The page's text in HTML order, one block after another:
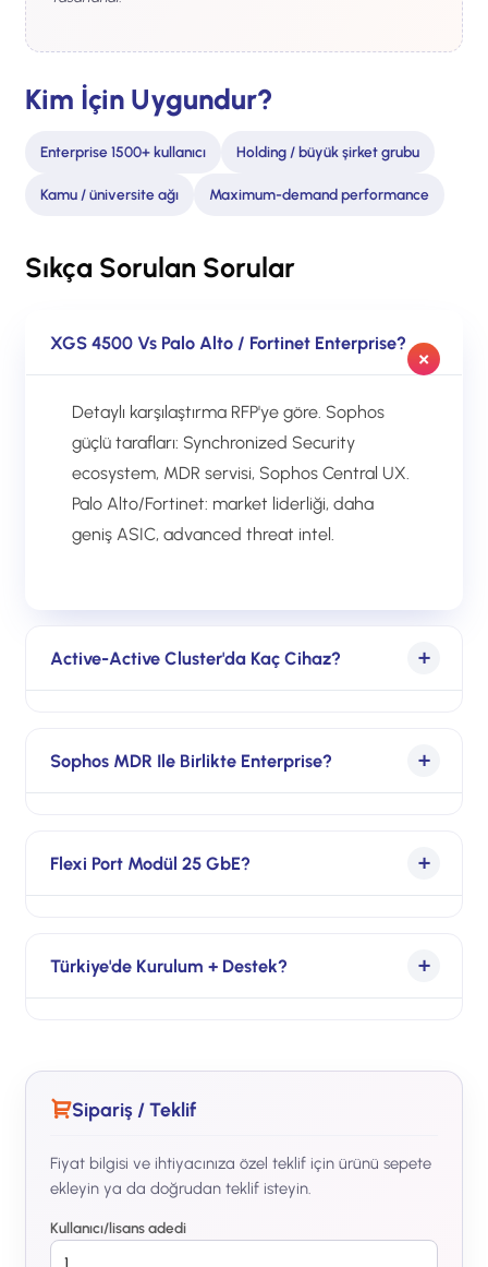
Kim İçin Uygundur?
Enterprise 1500+ kullanıcı Holding / büyük şirket grubu
Kamu / üniversite ağı Maximum-demand performance
Sıkça Sorulan Sorular
XGS 4500 Vs Palo Alto / Fortinet Enterprise?
Detaylı karşılaştırma RFP'ye göre. Sophos
güçlü tarafları: Synchronized Security
ecosystem, MDR servisi, Sophos Central UX.
Palo Alto/Fortinet: market liderliği, daha
geniş ASIC, advanced threat intel.
Active-Active Cluster'da Kaç Cihaz?
topology'lerde 4 cihaz cluster.
Sophos MDR Ile Birlikte Enterprise?
grade SOC yetenekleri. Kendi SOC kurmaya
alternatif veya tamamlayıcı.
Flexi Port Modül 25 GbE?
SFP28 modül desteği. 100 GbE için XGS
5500+ enterprise serisi.
Türkiye'de Kurulum + Destek?
tam paket: sizing + kurulum + Active-Active
cluster yapılandırma + 2 hafta canlı destek +
1 yıl Premium Support.
Sipariş / Teklif
Fiyat bilgisi ve ihtiyacınıza özel teklif için ürünü sepete
ekleyin ya da doğrudan teklif isteyin.
Kullanıcı/lisans adedi